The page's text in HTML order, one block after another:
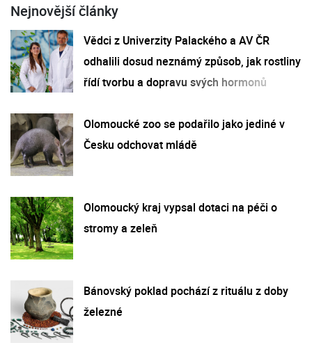
Nejnovější články
Vědci z Univerzity Palackého a AV ČR
odhalili dosud neznámý způsob, jak rostliny
řídí tvorbu a dopravu svých hormonů
Olomoucké zoo se podařilo jako jediné v
Česku odchovat mládě
Olomoucký kraj vypsal dotaci na péči o
stromy a zeleň
Bánovský poklad pochází z rituálu z doby
železné